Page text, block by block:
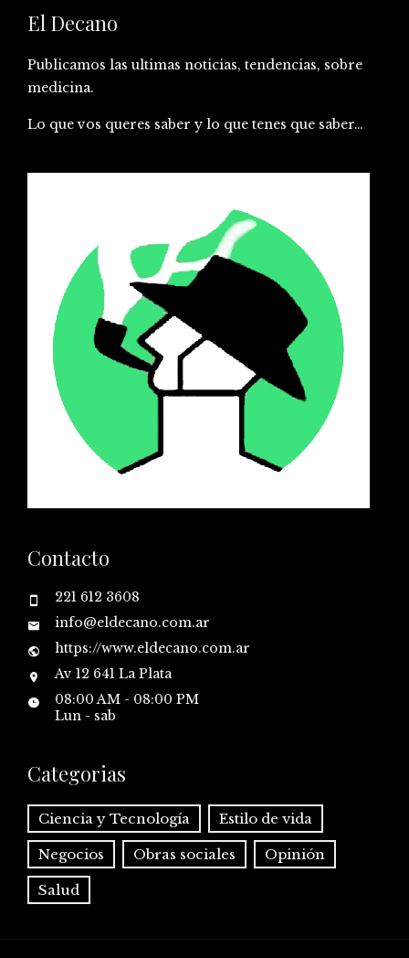
El Decano
Publicamos las ultimas noticias, tendencias, sobre
medicina.
Lo que vos queres saber y lo que tenes que saber…
Contacto
221 612 3608
info@eldecano.com.ar
https://www.eldecano.com.ar
Av 12 641 La Plata
08:00 AM - 08:00 PM
Lun - sab
Categorias
Ciencia y Tecnología Estilo de vida
Negocios Obras sociales Opinión
Salud